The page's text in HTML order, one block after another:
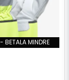
BETALA MINDRE